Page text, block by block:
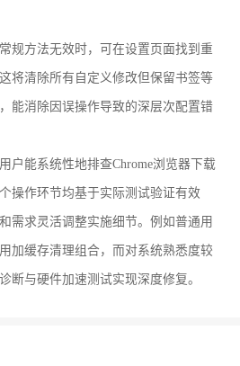
规方法无效时，可在设置页面找到重
将清除所有自定义修改但保留书签等
能消除因误操作导致的深层次配置错
户能系统性地排查Chrome浏览器下载
操作环节均基于实际测试验证有效
需求灵活调整实施细节。例如普通用
加缓存清理组合，而对系统熟悉度较
断与硬件加速测试实现深度修复。